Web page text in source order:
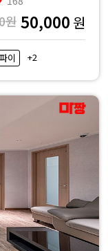
원 50,000 원
이 +2